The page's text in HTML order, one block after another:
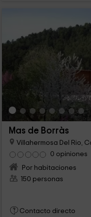
impecable en todos y
de nada, la higiene diez
psique, relajarse y
que nos generan el tan
ambiente, el trato
Mas de Borràs
Villahermosa Del Rio,
0 opiniones
Por habitaciones
150 personas
Contacto directo